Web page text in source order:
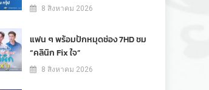
8 สิงหาคม 2026
แฟน ๆ พร้อมปักหมุดช่อง 7HD ชม
“คลินิก Fix ใจ”
8 สิงหาคม 2026